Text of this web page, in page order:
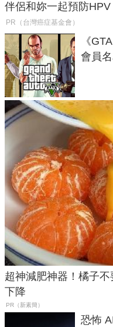
伴侶和妳一起預防HPV
PR（台灣癌症基金會）
《
會員
超神減肥神器！橘子
下降
PR（新素簡）
恐怖